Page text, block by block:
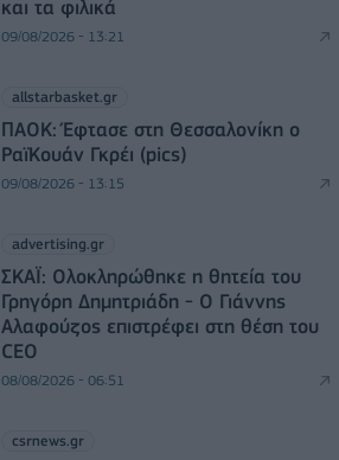
και τα φιλικά
09/08/2026 - 13:21
allstarbasket.gr
ΠΑΟΚ: Έφτασε στη Θεσσαλονίκη ο
ΡαϊΚουάν Γκρέι (pics)
09/08/2026 - 13:15
advertising.gr
ΣΚΑΪ: Ολοκληρώθηκε η θητεία του
Γρηγόρη Δημητριάδη - Ο Γιάννης
Αλαφούζος επιστρέφει στη θέση του
CEO
08/08/2026 - 06:51
csrnews.gr